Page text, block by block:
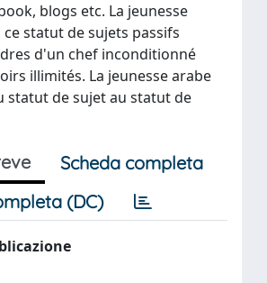
blogs etc. La jeunesse
statut de sujets passifs
d'un chef inconditionné
illimités. La jeunesse arabe
statut de sujet au statut de
Scheda completa
(DC)